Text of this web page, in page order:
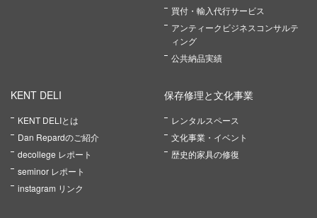
買付・輸入代行サービス
アンティークビジネスコンサルテ
ィング
公共納品実績
KENT DELI
KENT DELIとは
Dan Repardのご紹介
decollege レポート
seminor レポート
instagram リンク
保存修理と文化事業
レンタルスペース
文化事業・イベント
歴史的家具の修復